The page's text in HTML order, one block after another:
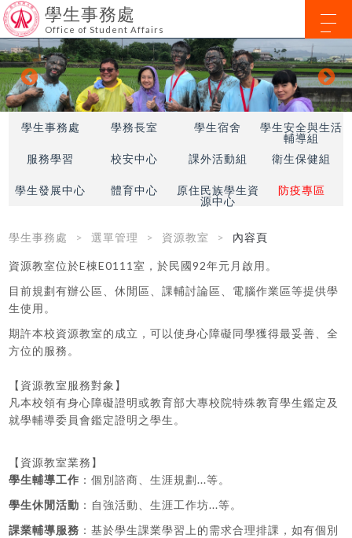
學生事務處
Office of Student Affairs
學生事務處 學務長室 學生宿舍
學生安全與生活
輔導組
服務學習
校安中心 課外活動組 衛生保健組
學生發展中心 體育中心
原住民族學生資
源中心
防疫專區
學生事務處 選單管理 資源教室 內容頁
資源教室位於E棟E0111室，於民國92年元月啟用。
目前規劃有辦公區、休閒區、課輔討論區、電腦作業區等提供學
生使用。
期許本校資源教室的成立，可以使身心障礙同學獲得最妥善、全
方位的服務。
【資源教室服務對象】
凡本校領有身心障礙證明或教育部大專校院特殊教育學生鑑定及
就學輔導委員會鑑定證明之學生。
【資源教室業務】
學生輔導工作 ：個別諮商、生涯規劃...等。
學生休閒活動 ：自強活動、生涯工作坊...等。
課業輔導服務 ：基於學生課業學習上的需求合理排課，如有個別